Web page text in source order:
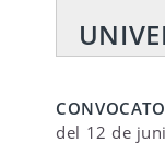
del 12 de